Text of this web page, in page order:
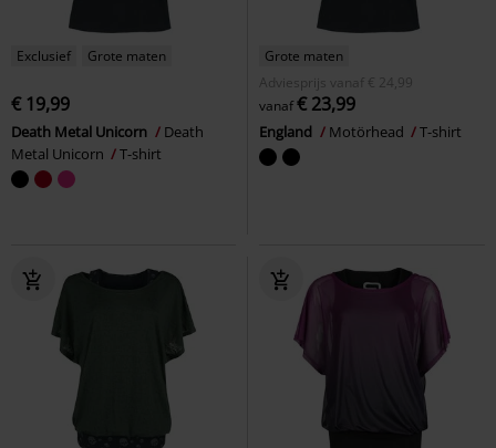
Exclusief Grote maten
€ 19,99
Death Metal Unicorn
Death
Metal Unicorn
T-shirt
Grote maten
Adviesprijs
vanaf € 24,99
vanaf€ 23,99
England Motörhead T-shirt